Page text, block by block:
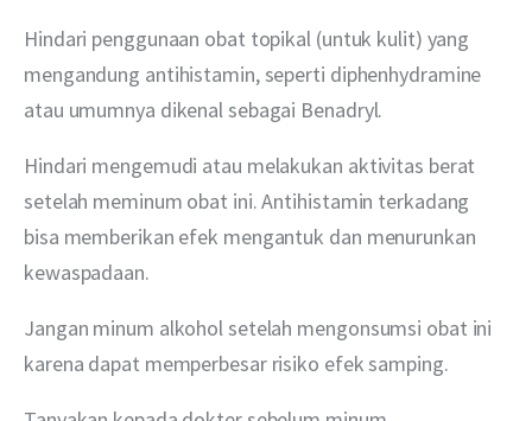
Hindari penggunaan obat topikal (untuk kulit) yang
mengandung antihistamin, seperti diphenhydramine
atau umumnya dikenal sebagai Benadryl.
Hindari mengemudi atau melakukan aktivitas berat
setelah meminum obat ini. Antihistamin terkadang
bisa memberikan efek mengantuk dan menurunkan
kewaspadaan.
Jangan minum alkohol setelah mengonsumsi obat ini
karena dapat memperbesar risiko efek samping.